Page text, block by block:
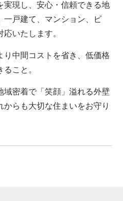
実現し、安心・信頼できる地
一戸建て、マンション、ビ
いたします。
り中間コストを省き、低価格
こと。
域密着で「笑顔」溢れる外壁
らも大切な住まいをお守り